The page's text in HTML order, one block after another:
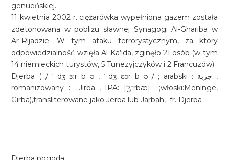
genueńskiej.
11 kwietnia 2002 r. ciężarówka wypełniona gazem została
zdetonowana w pobliżu sławnej Synagogi Al-Ghariba w
Ar-Rijadzie. W tym ataku terrorystycznym, za który
odpowiedzialność wzięła Al-Ka’ida, zginęło 21 osób (w tym
14 niemieckich turystów, 5 Tunezyjczyków i 2 Francuzów).
Djerba ( / ˈ dʒ ɜːr b ə , ˈ dʒ ɛər b ə / ; arabski : جربة ,
romanizowany : Jirba , IPA: [ˈʒɪrbæ] ;włoski:Meninge,
Girba),transliterowane jako Jerba lub Jarbah, fr. Djerba